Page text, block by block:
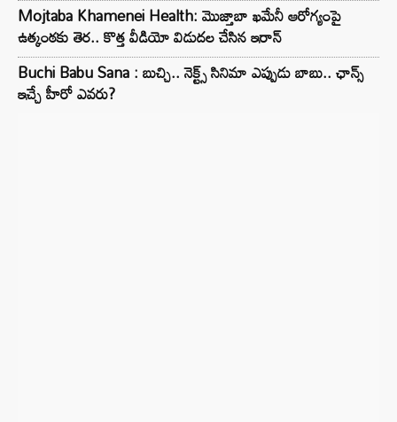
Mojtaba Khamenei Health: మొజ్తాబా ఖమేనీ ఆరోగ్యంపై
ఉత్కంఠకు తెర.. కొత్త వీడియో విడుదల చేసిన ఇరాన్
Buchi Babu Sana : బుచ్చి.. నెక్ట్స్ సినిమా ఎప్పుడు బాబు.. ఛాన్స్
ఇచ్చే హీరో ఎవరు?